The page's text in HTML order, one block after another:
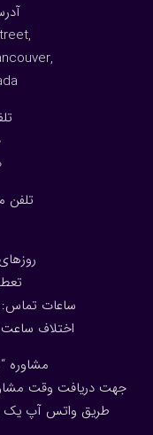
تلفن
ساعات تماس: 10 شب تا 5 صبح به وقت ایران
اختلاف ساعت
مشاوره
جهت دریافت وقت
طریق واتس آپ یک